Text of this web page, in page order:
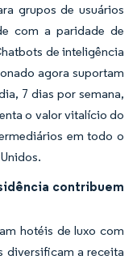
grupos de usuários
com a paridade de
de inteligência
agora suportam
7 dias por semana,
o valor vitalício do
em todo o
contribuem
hotéis de luxo com
diversificam a receita